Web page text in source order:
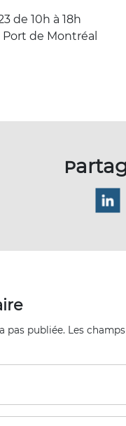
de 10h à 18h
de Montréal
pas publiée. Les